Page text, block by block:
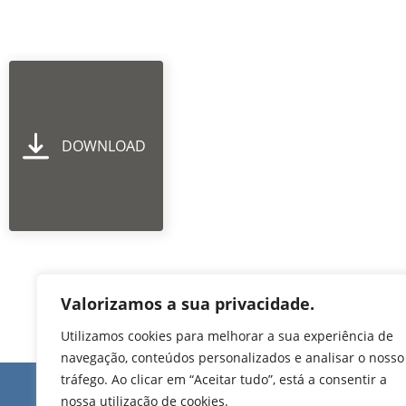
Valorizamos a sua privacidade.
Utilizamos cookies para melhorar a sua experiência de
navegação, conteúdos personalizados e analisar o nosso
tráfego. Ao clicar em “Aceitar tudo”, está a consentir a
nossa utilização de cookies.
DOWNLOAD
Edifício de Jovim